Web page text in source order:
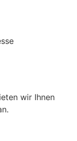
wir Ihnen